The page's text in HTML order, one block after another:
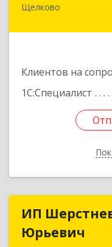
Щелково
Клиентов на
1С:Специалист
141100,
ИП
Юрьевич
ИП